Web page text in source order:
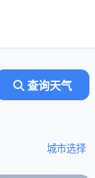
查询天气
城市选择